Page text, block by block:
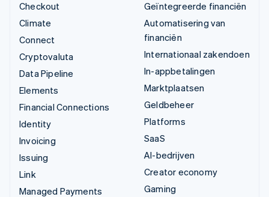
Checkout
Climate
Connect
Cryptovaluta
Data Pipeline
Elements
Financial Connections
Identity
Invoicing
Issuing
Link
Managed Payments
Geïntegreerde financiën
Automatisering van
financiën
Internationaal zakendoen
In-appbetalingen
Marktplaatsen
Geldbeheer
Platforms
SaaS
AI-bedrijven
Creator economy
Gaming